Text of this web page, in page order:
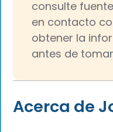
consulte
en contacto
obtener la
antes de
Acerca de